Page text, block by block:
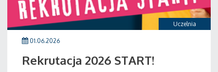
Uczelnia
01.06.2026
Rekrutacja 2026 START!